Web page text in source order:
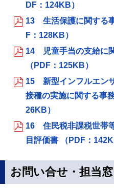
DF：124KB）
13 生活保護に関する
F：128KB）
14 児童手当の支給に
（PDF：125KB）
15 新型インフルエン
接種の実施に関する事
26KB）
16 住民税非課税世帯
目評価書 （PDF：
お問い合せ・担当窓